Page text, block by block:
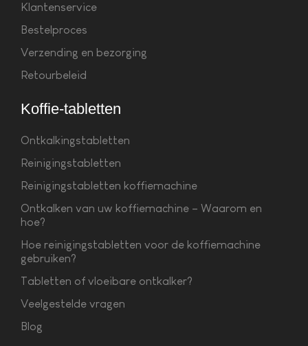
Klantenservice
Bestelproces
Verzending en bezorging
Retourbeleid
Koffie-tabletten
Ontkalkingstabletten
Reinigingstabletten
Reinigingstabletten koffiemachine
Ontkalken van uw koffiemachine – Waarom en
hoe?
Hoe reinigingstabletten voor de koffiemachine
gebruiken?
Tabletten of vloeibare ontkalker?
Veelgestelde vragen
Blog